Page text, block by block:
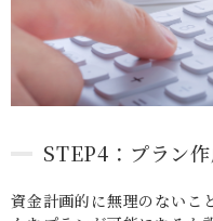
STEP4：プラン
資金計画的に無理のないこ